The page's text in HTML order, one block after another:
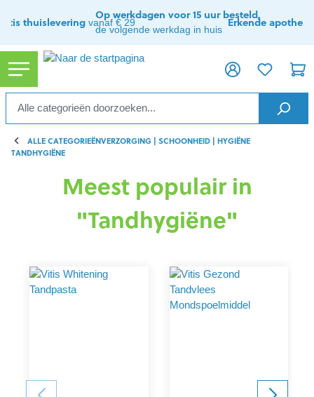
thuislevering vanaf € 29
Op werkdagen voor 15 uur besteld,
de volgende werkdag in huis
Erkende apotheek
ALLE CATEGORIEËNVERZORGING | SCHOONHEID | HYGIËNE
TANDHYGIËNE
Meest populair in
"Tandhygiëne"